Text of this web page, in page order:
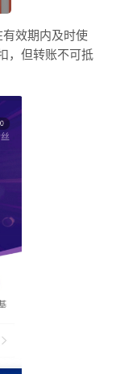
效期内及时使
，但转账不可抵